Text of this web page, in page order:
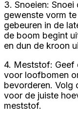
3. Snoeien:
gewenste vorm
gebeuren in de
de boom begint
en dun de kroon
4. Meststof: Geef
voor loofbomen
bevorderen. Volg
voor de juiste
meststof.